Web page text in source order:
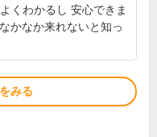
くわかるし 安心できま
かなか来れないと知っ
みる